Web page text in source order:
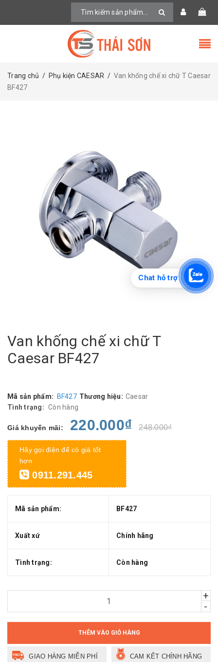
Trang chủ / Phụ kiện CAESAR / Van khống chế xi chữ T Caesar
BF427
Van khống chế xi chữ T
Caesar BF427
Mã sản phẩm: BF427 Thương hiệu: Caesar
Tình trạng: Còn hàng
Giá khuyến mãi: 220.000₫ 248.000₫
Hãy gọi điện để có giá tốt
hơn
0911.291.445
Mã sản phẩm: BF427
Xuất xứ Chính hãng
Tình trạng: Còn hàng
+
-
THÊM VÀO GIỎ HÀNG
GIAO HÀNG MIỄN PHÍ CAM KẾT CHÍNH HÃNG
Chat hỗ trợ